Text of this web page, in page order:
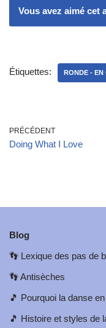
Vous avez aimé cet
Étiquettes: RONDE - EN
PRÉCÉDENT
Doing What I Love
Blog
👣 Lexique des pas de
👣Antisèches
🎵 Pourquoi la danse
🎵 Histoire et styles de